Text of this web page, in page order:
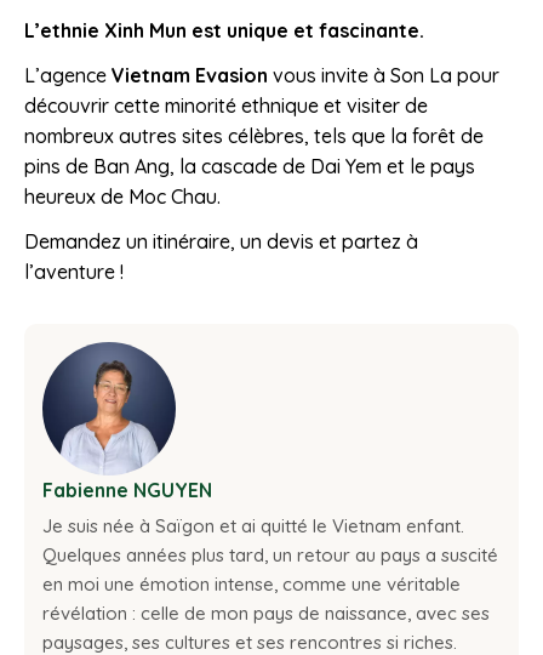
L’ethnie Xinh Mun est unique et fascinante.
L’agence Vietnam Evasion vous invite à Son La pour
découvrir cette minorité ethnique et visiter de
nombreux autres sites célèbres, tels que la forêt de
pins de Ban Ang, la cascade de Dai Yem et le pays
heureux de Moc Chau.
Demandez un itinéraire, un devis et partez à
l’aventure !
Fabienne NGUYEN
Je suis née à Saïgon et ai quitté le Vietnam enfant.
Quelques années plus tard, un retour au pays a suscité
en moi une émotion intense, comme une véritable
révélation : celle de mon pays de naissance, avec ses
paysages, ses cultures et ses rencontres si riches.